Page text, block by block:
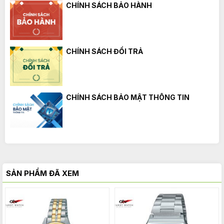
CHÍNH SÁCH BẢO HÀNH
CHÍNH SÁCH ĐỔI TRẢ
CHÍNH SÁCH BẢO MẬT THÔNG TIN
SẢN PHẨM ĐÃ XEM